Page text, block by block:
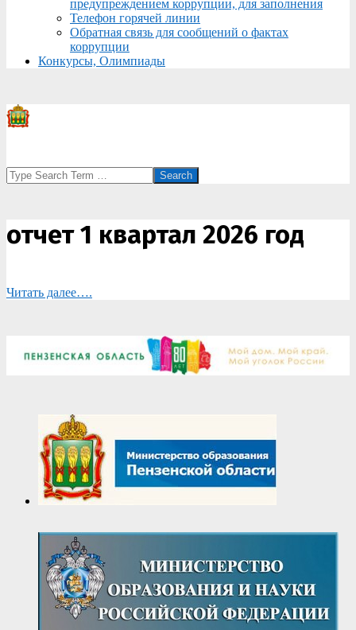
предупреждением коррупции, для заполнения
Телефон горячей линии
Обратная связь для сообщений о фактах
коррупции
Конкурсы, Олимпиады
Search
отчет 1 квартал 2026 год
Читать далее….